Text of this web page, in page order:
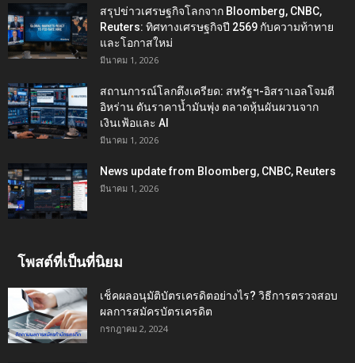
สรุปข่าวเศรษฐกิจโลกจาก Bloomberg, CNBC,
Reuters: ทิศทางเศรษฐกิจปี 2569 กับความท้าทาย
และโอกาสใหม่
มีนาคม 1, 2026
สถานการณ์โลกตึงเครียด: สหรัฐฯ-อิสราเอลโจมตี
อิหร่าน ดันราคาน้ำมันพุ่ง ตลาดหุ้นผันผวนจาก
เงินเฟ้อและ AI
มีนาคม 1, 2026
News update from Bloomberg, CNBC, Reuters
มีนาคม 1, 2026
โพสต์ที่เป็นที่นิยม
เช็คผลอนุมัติบัตรเครดิตอย่างไร? วิธีการตรวจสอบ
ผลการสมัครบัตรเครดิต
กรกฎาคม 2, 2024